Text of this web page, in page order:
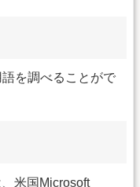
を調べることがで
米国Microsoft